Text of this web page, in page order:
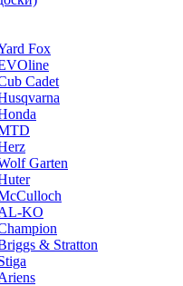
Fox
Cadet
Garten
KO
& Stratton